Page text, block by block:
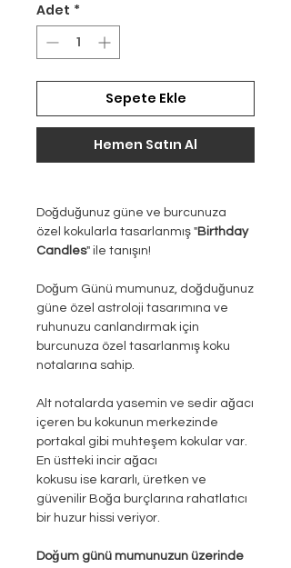
Adet *
Sepete Ekle
Hemen Satın Al
Doğduğunuz güne ve burcunuza
özel kokularla tasarlanmış "Birthday
Candles" ile tanışın!
Doğum Günü mumunuz, doğduğunuz
güne özel astroloji tasarımına ve
ruhunuzu canlandırmak için
burcunuza özel tasarlanmış koku
notalarına sahip.
Alt notalarda yasemin ve sedir ağacı
içeren bu kokunun merkezinde
portakal gibi muhteşem kokular var.
En üstteki incir ağacı
kokusu ise kararlı, üretken ve
güvenilir Boğa burçlarına rahatlatıcı
bir huzur hissi veriyor.
Doğum günü mumunuzun üzerinde